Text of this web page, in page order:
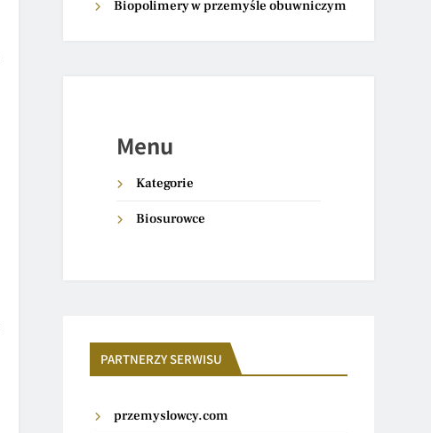
Biopolimery w przemyśle obuwniczym
Menu
Kategorie
Biosurowce
PARTNERZY SERWISU
przemyslowcy.com